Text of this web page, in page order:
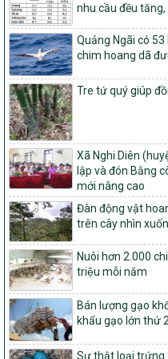
nghèo bền vững và phát triển
tộc thiểu số và miền núi giai
1451/QĐ-UBND
Phê duyệt danh sách các
trong xây dựng nông thôn
tỉnh Nghệ An
103/PTNT-NTM
Về việc đăng ký thực hiện
Dự án 2 – Chương trình Mục
giai đoạn 2021-2025 được
827/QĐ-BNNMT
Quyết định Ban hành Kế
mục tiêu quốc gia xây
vững và phát triển kinh tế –
số và miền núi giai đoạn
đến năm 2030
14/2026/TT-BNNMT
Hướng dẫn thực hiện một số
tiêu chí quốc gia về nông
phạm vi quản lý nhà nước của
417/QĐ-BNNMT
nhu cầu đều
Quảng Ngãi có
chim hoang dã
Tre tứ quý giúp đồi
Xã Nghi Diên
lập và đón Bằng
mới nâng cao
Đàn động vật
trên cây nhìn
Nuôi hơn 2.000
triệu mỗi năm
Bán lượng gạo
khẩu gạo lớn thứ
Sự thật loại trứng